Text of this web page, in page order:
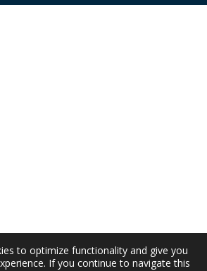
to optimize functionality and give you
If you continue to navigate this